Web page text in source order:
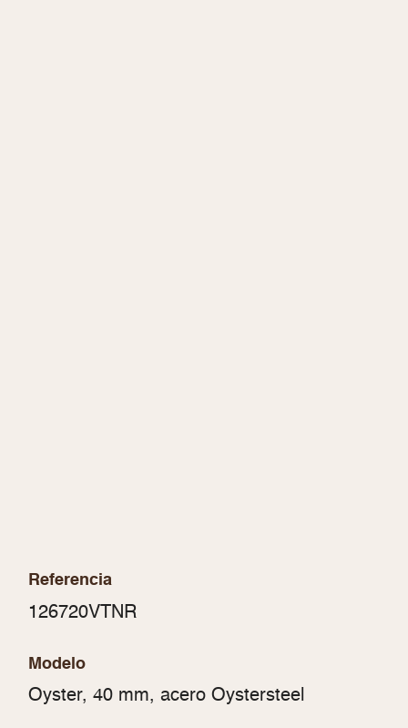
Referencia
126720VTNR
Modelo
Oyster, 40 mm, acero Oystersteel